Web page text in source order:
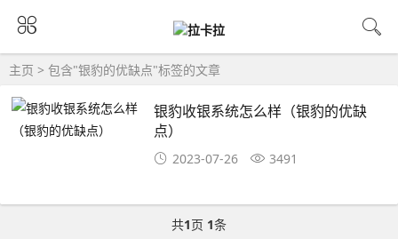
主页 > 包含"银豹的优缺点"标签的文章
银豹收银系统怎么样（银豹的优缺
点）
2023-07-26 3491
共1页 1条